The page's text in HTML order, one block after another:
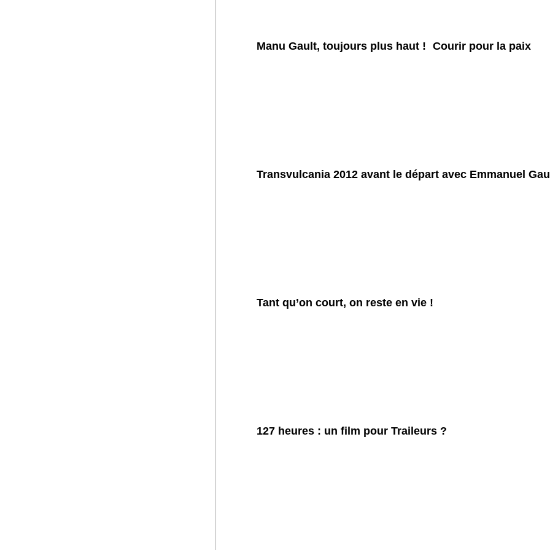
Manu Gault, toujours plus haut ! Courir pour la paix
Transvulcania 2012 avant le départ avec Emmanuel
Tant qu’on court, on reste en vie !
127 heures : un film pour Traileurs ?